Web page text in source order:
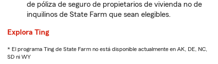
de póliza de seguro de propietarios de vivienda no de
inquilinos de State Farm que sean elegibles.
Explora Ting
* El programa Ting de State Farm no está disponible actualmente en AK, DE, NC,
SD ni WY